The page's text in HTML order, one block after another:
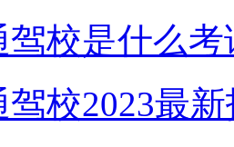
校是什么考
校2023最